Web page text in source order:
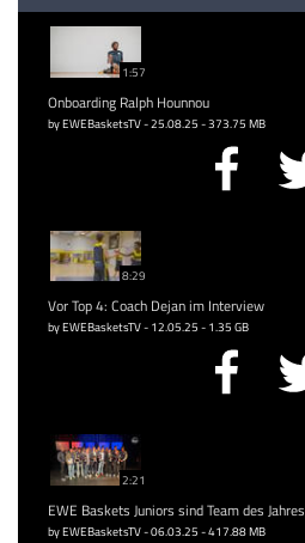
1:57
Onboarding Ralph Hounnou
by EWEBasketsTV - 25.08.25 - 373.75 MB
8:29
Vor Top 4: Coach Dejan im Interview
by EWEBasketsTV - 12.05.25 - 1.35 GB
2:21
EWE Baskets Juniors sind Team des Jahres
by EWEBasketsTV - 06.03.25 - 417.88 MB